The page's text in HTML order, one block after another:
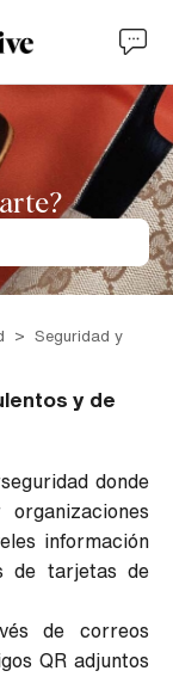
Seguridad y
y de
donde
información
de tarjetas de
de correos
QR adjuntos